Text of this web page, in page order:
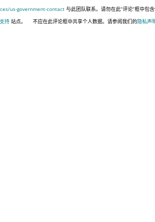
us-government-contact 与此团队联系。请勿在此“评论”框中包含
持 站点。 不应在此评论框中共享个人数据。请参阅我们的隐私声